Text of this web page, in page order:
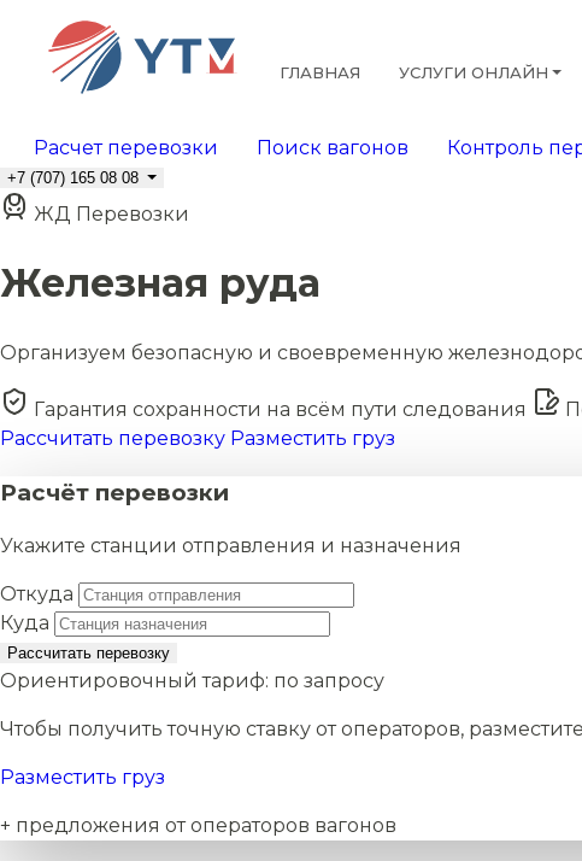
ГЛАВНАЯ УСЛУГИ ОНЛАЙН
Расчет перевозки Поиск вагонов Контроль
+7 (707) 165 08 08
ЖД Перевозки
Железная руда
Организуем безопасную и своевременную
Гарантия сохранности на всём пути следования
Рассчитать перевозку Разместить груз
Расчёт перевозки
Укажите станции отправления и назначения
Откуда
Куда
Рассчитать перевозку
Ориентировочный тариф: по запросу
Чтобы получить точную ставку от операторов,
Разместить груз
+ предложения от операторов вагонов